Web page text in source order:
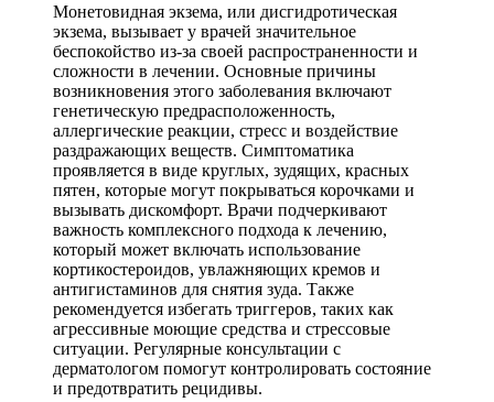
Монетовидная экзема, или дисгидротическая
экзема, вызывает у врачей значительное
беспокойство из-за своей распространенности и
сложности в лечении. Основные причины
возникновения этого заболевания включают
генетическую предрасположенность,
аллергические реакции, стресс и воздействие
раздражающих веществ. Симптоматика
проявляется в виде круглых, зудящих, красных
пятен, которые могут покрываться корочками и
вызывать дискомфорт. Врачи подчеркивают
важность комплексного подхода к лечению,
который может включать использование
кортикостероидов, увлажняющих кремов и
антигистаминов для снятия зуда. Также
рекомендуется избегать триггеров, таких как
агрессивные моющие средства и стрессовые
ситуации. Регулярные консультации с
дерматологом помогут контролировать состояние
и предотвратить рецидивы.